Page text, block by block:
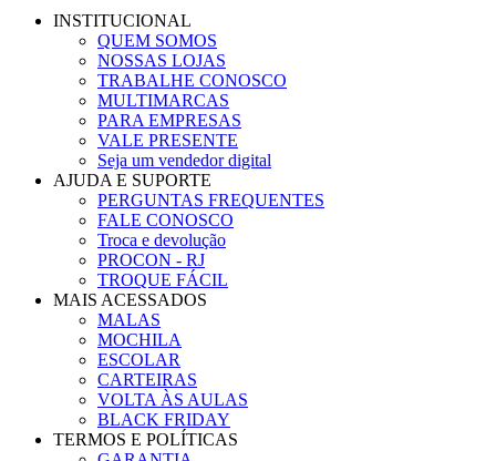
INSTITUCIONAL
QUEM SOMOS
NOSSAS LOJAS
TRABALHE CONOSCO
MULTIMARCAS
PARA EMPRESAS
VALE PRESENTE
Seja um vendedor digital
AJUDA E SUPORTE
PERGUNTAS FREQUENTES
FALE CONOSCO
Troca e devolução
PROCON - RJ
TROQUE FÁCIL
MAIS ACESSADOS
MALAS
MOCHILA
ESCOLAR
CARTEIRAS
VOLTA ÀS AULAS
BLACK FRIDAY
TERMOS E POLÍTICAS